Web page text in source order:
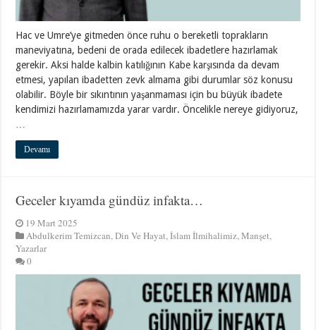
Hac ve Umre’ye gitmeden önce ruhu o bereketli toprakların
maneviyatına, bedeni de orada edilecek ibadetlere hazırlamak
gerekir. Aksi halde kalbin katılığının Kabe karşısında da devam
etmesi, yapılan ibadetten zevk almama gibi durumlar söz konusu
olabilir. Böyle bir sıkıntının yaşanmaması için bu büyük ibadete
kendimizi hazırlamamızda yarar vardır. Öncelikle nereye gidiyoruz,
Devamı
Geceler kıyamda gündüz infakta…
19 Mart 2025
Abdulkerim Temizcan,Din Ve Hayat,İslam İlmihalimiz,Manşet,
Yazarlar
0